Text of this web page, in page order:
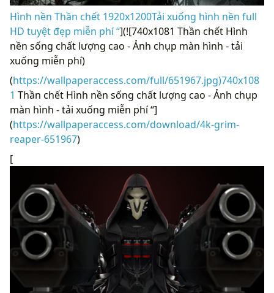
Hình nền Thần chết 1920x1200Tải xuống hình nền full
HD tuyệt đẹp miễn phí “](![740x1081 Thần chết Hình
nền sống chất lượng cao - Ảnh chụp màn hình - tải
xuống miễn phí)
(https://wallpaperaccess.com/full/651967.jpg)740x108
1 Thần chết Hình nền sống chất lượng cao - Ảnh chụp
màn hình - tải xuống miễn phí “]
(https://wallpaperaccess.com/download/4k-grim-
reaper-651967)
[